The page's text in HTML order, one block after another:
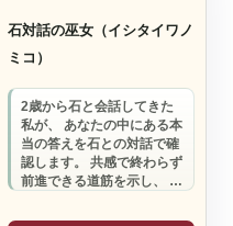
石対話の巫女（イシタイワノ
ミコ）
2歳から石と会話してきた
私が、 あなたの中にある本
当の答えを石との対話で確
認します。 共感で終わらず
前進できる道筋を示し、 自
育てるお手…